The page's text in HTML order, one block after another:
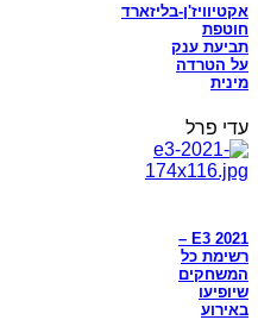
אקטיוויז'ן-בליזארד
חוטפת
תביעת ענק
על הטרדה
מינית
עדי פרל
E3 2021 –
רשימת כל
המשחקים
שיופיעו
באירוע